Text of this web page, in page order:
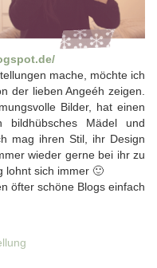
mache, möchte ich
der lieben Angeéh zeigen.
Bilder, hat einen
bildhübsches Mädel und
mag ihren Stil, ihr Design
wieder gerne bei ihr zu
lohnt sich immer 🙂
öfter schöne Blogs einfach